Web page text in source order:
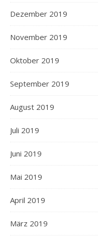
Dezember 2019
November 2019
Oktober 2019
September 2019
August 2019
Juli 2019
Juni 2019
Mai 2019
April 2019
März 2019